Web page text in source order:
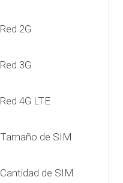
Red 2G
Red 3G
Red 4G LTE
Tamaño de SIM
Cantidad de SIM